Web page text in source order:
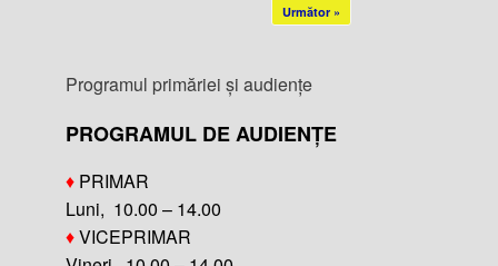
Următor »
Programul primăriei și audiențe
PROGRAMUL DE AUDIENȚE
♦ PRIMAR
Luni, 10.00 – 14.00
♦VICEPRIMAR